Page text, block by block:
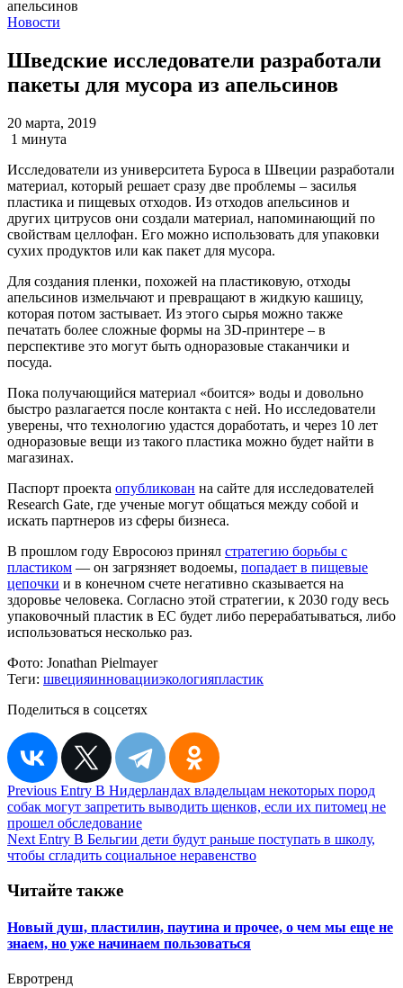
Новости
Шведские исследователи разработали
пакеты для мусора из апельсинов
20 марта, 2019
1 минута
Исследователи из университета Буроса в Швеции разработали
материал, который решает сразу две проблемы – засилья
пластика и пищевых отходов. Из отходов апельсинов и
других цитрусов они создали материал, напоминающий по
свойствам целлофан. Его можно использовать для упаковки
сухих продуктов или как пакет для мусора.
Для создания пленки, похожей на пластиковую, отходы
апельсинов измельчают и превращают в жидкую кашицу,
которая потом застывает. Из этого сырья можно также
печатать более сложные формы на 3D-принтере – в
перспективе это могут быть одноразовые стаканчики и
посуда.
Пока получающийся материал «боится» воды и довольно
быстро разлагается после контакта с ней. Но исследователи
уверены, что технологию удастся доработать, и через 10 лет
одноразовые вещи из такого пластика можно будет найти в
магазинах.
Паспорт проекта опубликован на сайте для исследователей
Research Gate, где ученые могут общаться между собой и
искать партнеров из сферы бизнеса.
В прошлом году Евросоюз принял стратегию борьбы с
пластиком — он загрязняет водоемы, попадает в пищевые
цепочки и в конечном счете негативно сказывается на
здоровье человека. Согласно этой стратегии, к 2030 году весь
упаковочный пластик в ЕС будет либо перерабатываться, либо
использоваться несколько раз.
Фото: Jonathan Pielmayer
Теги: швецияинновацииэкологияпластик
Поделиться в соцсетях
Навигация
по
записям
Previous Entry В Нидерландах владельцам некоторых пород
собак могут запретить выводить щенков, если их питомец не
прошел обследование
Next Entry В Бельгии дети будут раньше поступать в школу,
чтобы сгладить социальное неравенство
Читайте также
Новый душ, пластилин, паутина и прочее, о чем мы еще не
знаем, но уже начинаем пользоваться
Евротренд